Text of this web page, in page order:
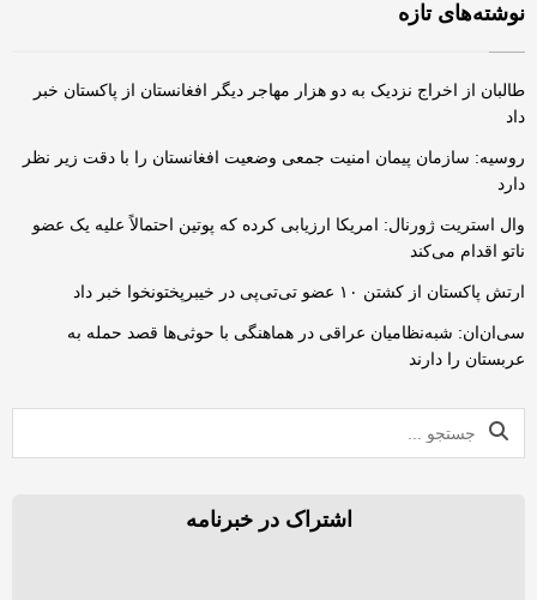
نوشته‌های تازه
طالبان از اخراج نزدیک به دو هزار مهاجر دیگر افغانستان از پاکستان خبر
داد
روسیه: سازمان پیمان امنیت جمعی وضعیت افغانستان را با دقت زیر نظر
دارد
وال استریت ژورنال: امریکا ارزیابی کرده که پوتین احتمالاً علیه یک عضو
ناتو اقدام می‌کند
ارتش پاکستان از کشتن ۱۰ عضو تی‌تی‌پی در خیبرپختونخوا خبر داد
سی‌ان‌ان: شبه‌نظامیان عراقی در هماهنگی با حوثی‌ها قصد حمله به
عربستان را دارند
اشتراک در خبرنامه